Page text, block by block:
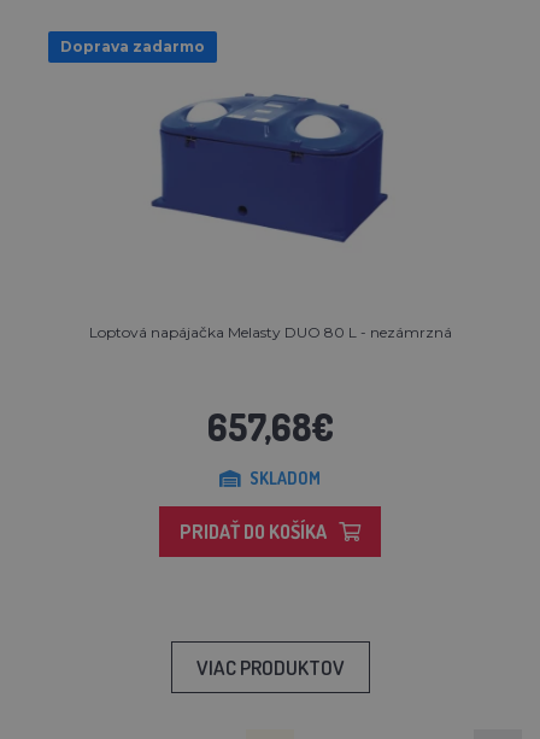
Doprava zadarmo
Loptová napájačka Melasty DUO 80 L - nezámrzná
657,68€
SKLADOM
PRIDAŤ DO KOŠÍKA
VIAC PRODUKTOV